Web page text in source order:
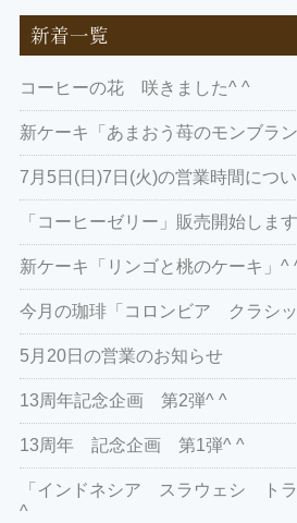
新着一覧
コーヒーの花 咲きました^ ^
新ケーキ「あまおう苺のモンブラ
7月5日(日)7日(火)の営業時間につ
「コーヒーゼリー」販売開始しま
新ケーキ「リンゴと桃のケーキ」^
今月の珈琲「コロンビア クラシ
5月20日の営業のお知らせ
13周年記念企画 第2弾^ ^
13周年 記念企画 第1弾^ ^
「インドネシア スラウェシ ト
^